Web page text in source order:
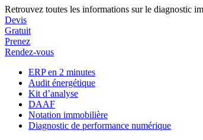
Retrouvez toutes les informations sur le diagnostic
Devis
Gratuit
Prenez
Rendez-vous
ERP en 2 minutes
Audit énergétique
Kit d’analyse
DAAF
Notation immobilière
Diagnostic de performance numérique